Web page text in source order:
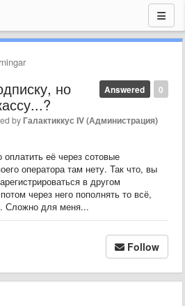
0
Answered
но
byГалактиккус IV (Администрация)
её через сотовые
оператора там нету. Так что, вы
в другом
через него пополнять то всё,
Сложно для меня...
Follow